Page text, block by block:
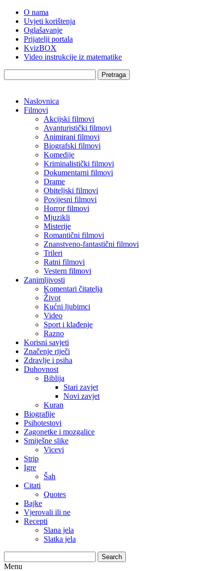
O nama
Uvjeti korištenja
Oglašavanje
Prijatelji portala
KvizBOX
Video instrukcije iz matematike
Pretraga
Naslovnica
Filmovi
Akcijski filmovi
Avanturistički filmovi
Animirani filmovi
Biografski filmovi
Komedije
Kriminalistički filmovi
Dokumentarni filmovi
Drame
Obiteljski filmovi
Povijesni filmovi
Horror filmovi
Mjuzikli
Misterije
Romantični filmovi
Znanstveno-fantastični filmovi
Trileri
Ratni filmovi
Vestern filmovi
Zanimljivosti
Komentari čitatelja
Život
Kućni ljubimci
Video
Sport i klađenje
Razno
Korisni savjeti
Značenje riječi
Zdravlje i psiha
Duhovnost
Biblija
Stari zavjet
Novi zavjet
Kuran
Biografije
Psihotestovi
Zagonetke i mozgalice
Smiješne slike
Vicevi
Strip
Igre
Šah
Citati
Quotes
Bajke
Vjerovali ili ne
Recepti
Slana jela
Slatka jela
Search
Menu